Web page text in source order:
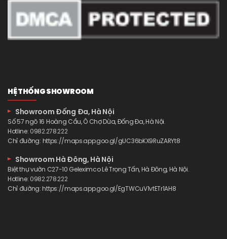
HỆ THỐNG SHOWROOM
Showroom Đống Đa, Hà Nội
Số 57 ngõ 16 Hoàng Cầu, Ô Chợ Dừa, Đống Đa, Hà Nội.
Hotline: 0982.278.222
Chỉ đường: https://maps.app.goo.gl/gUC36bKX9RuZARYt8
Showroom Hà Đông, Hà Nội
Biệt thự vườn C27-10 Geleximco Lê Trọng Tấn, Hà Đông, Hà Nội.
Hotline: 0982.278.222
Chỉ đường:https://maps.app.goo.gl/EgTWCuV1vtETr1AH8